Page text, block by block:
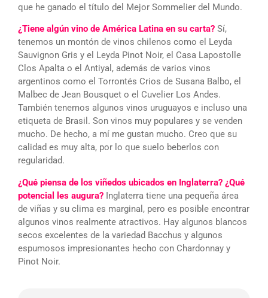
que he ganado el título del Mejor Sommelier del Mundo.
¿Tiene algún vino de América Latina en su carta? Sí,
tenemos un montón de vinos chilenos como el Leyda
Sauvignon Gris y el Leyda Pinot Noir, el Casa Lapostolle
Clos Apalta o el Antiyal, además de varios vinos
argentinos como el Torrontés Crios de Susana Balbo, el
Malbec de Jean Bousquet o el Cuvelier Los Andes.
También tenemos algunos vinos uruguayos e incluso una
etiqueta de Brasil. Son vinos muy populares y se venden
mucho. De hecho, a mí me gustan mucho. Creo que su
calidad es muy alta, por lo que suelo beberlos con
regularidad.
¿Qué piensa de los viñedos ubicados en Inglaterra? ¿Qué
potencial les augura? Inglaterra tiene una pequeña área
de viñas y su clima es marginal, pero es posible encontrar
algunos vinos realmente atractivos. Hay algunos blancos
secos excelentes de la variedad Bacchus y algunos
espumosos impresionantes hecho con Chardonnay y
Pinot Noir.